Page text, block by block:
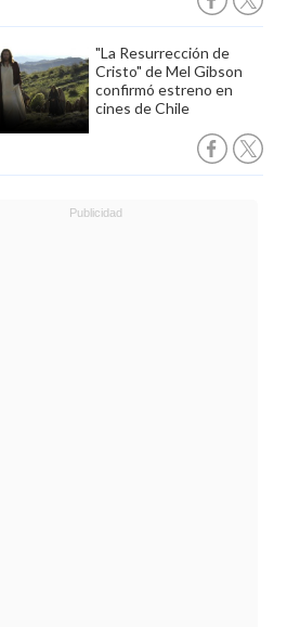
"La Resurrección de
Cristo" de Mel Gibson
confirmó estreno en
cines de Chile